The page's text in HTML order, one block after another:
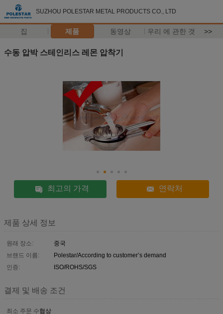
SUZHOU POLESTAR METAL PRODUCTS CO., LTD
집 제품 동영상 우리 에 관한 것 >>
수동 압박 스테인리스 레몬 압착기
최고의 가격 연락처
제품 상세 정보
원래 장소:
중국
브랜드 이름:
Polestar/According to customer’s demand
인증:
ISO/ROHS/SGS
결제 및 배송 조건
최소 주문 수협상